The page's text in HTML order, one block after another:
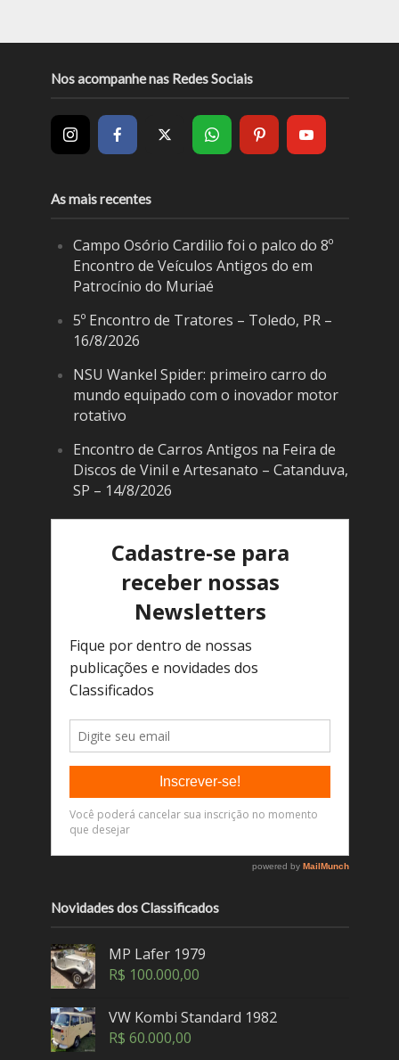
Nos acompanhe nas Redes Sociais
As mais recentes
Campo Osório Cardilio foi o palco do 8º
Encontro de Veículos Antigos do em
Patrocínio do Muriaé
5º Encontro de Tratores – Toledo, PR –
16/8/2026
NSU Wankel Spider: primeiro carro do
mundo equipado com o inovador motor
rotativo
Encontro de Carros Antigos na Feira de
Discos de Vinil e Artesanato – Catanduva,
SP – 14/8/2026
Novidades dos Classificados
MP Lafer 1979
R$ 100.000,00
VW Kombi Standard 1982
R$ 60.000,00